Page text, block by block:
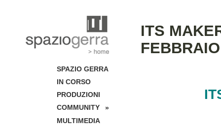
ITS
SPAZIO GERRA
IN CORSO
PRODUZIONI
COMMUNITY
»
MULTIMEDIA